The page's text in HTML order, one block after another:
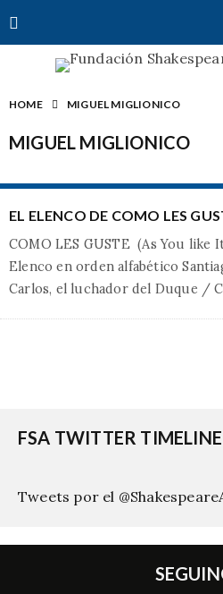
HOME MIGUEL MIGLIONICO
MIGUEL MIGLIONICO
EL ELENCO DE COMO LES
COMO LES GUSTE (As You like
Elenco en orden alfabético
Carlos, el luchador del Duque /
FSA TWITTER TIMELINE
Tweets por el